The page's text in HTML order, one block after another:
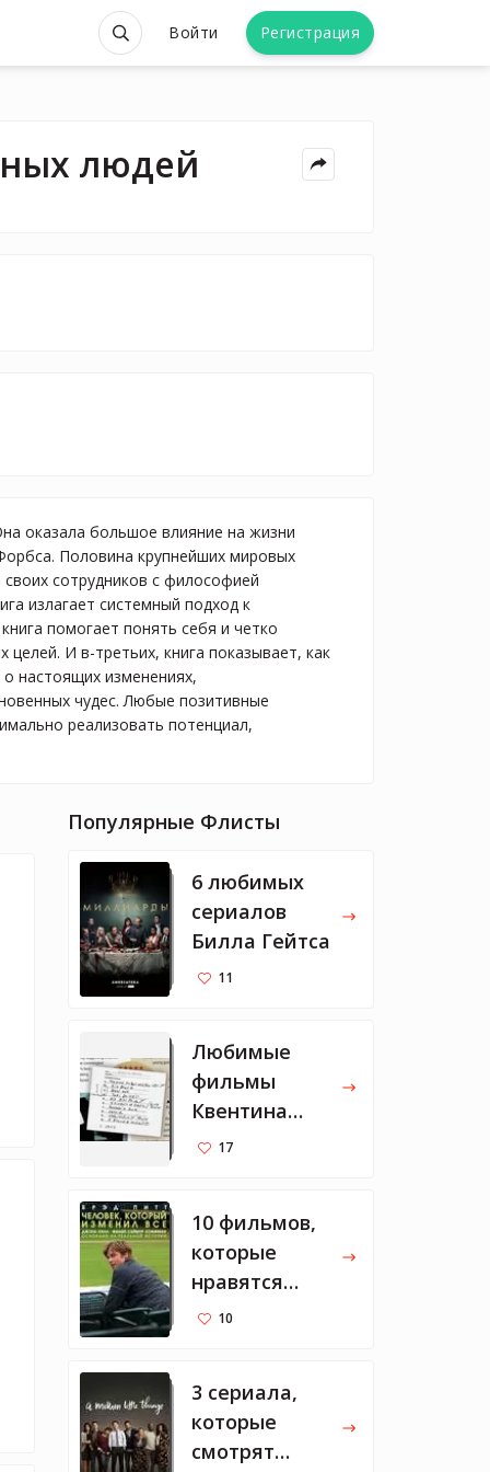
Войти Регистрация
людей
оказала большое влияние на жизни
Половина крупнейших мировых
сотрудников с философией
излагает системный подход к
помогает понять себя и четко
И в-третьих, книга показывает, как
настоящих изменениях,
чудес. Любые позитивные
реализовать потенциал,
Популярные Флисты
6 любимых
сериалов
Билла Гейтса
11
Любимые
фильмы
Квентина
Тарантино
17
10 фильмов,
которые
нравятся
Марку
10
3 сериала,
которые
смотрят